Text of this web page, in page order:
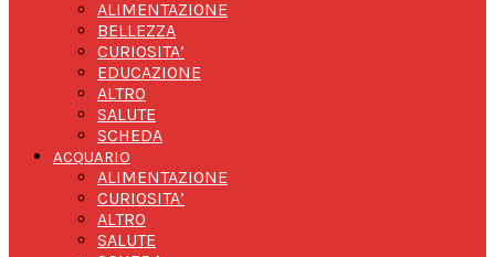
ALIMENTAZIONE
BELLEZZA
CURIOSITA’
EDUCAZIONE
ALTRO
SALUTE
SCHEDA
ACQUARIO
ALIMENTAZIONE
CURIOSITA’
ALTRO
SALUTE